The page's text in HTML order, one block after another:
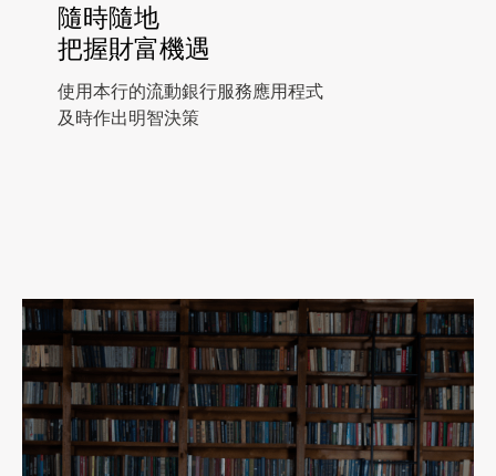
隨時隨地
把握財富機遇
使用本行的流動銀行服務應用程式
及時作出明智決策